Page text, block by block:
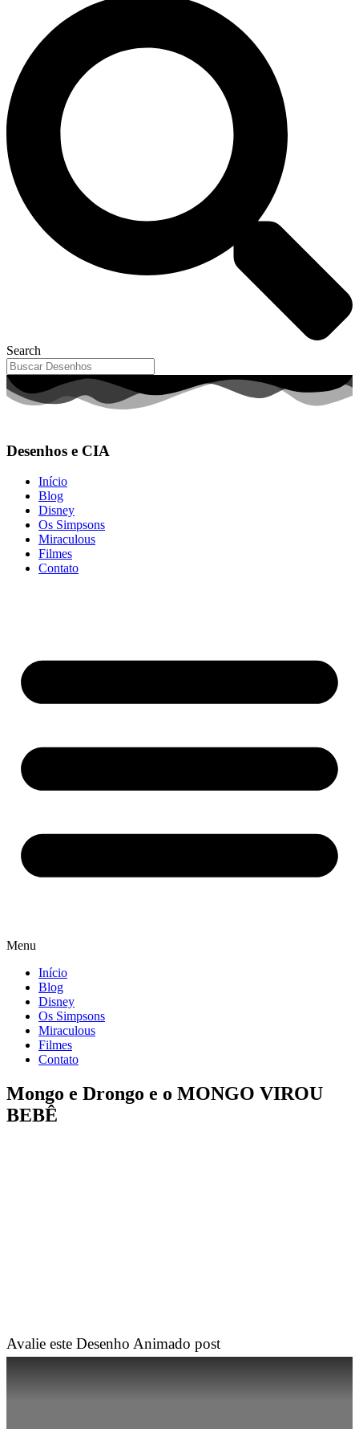
Search
Desenhos e CIA
Início
Blog
Disney
Os Simpsons
Miraculous
Filmes
Contato
Menu
Início
Blog
Disney
Os Simpsons
Miraculous
Filmes
Contato
Mongo e Drongo e o MONGO VIROU
BEBÊ
Avalie este Desenho Animado post